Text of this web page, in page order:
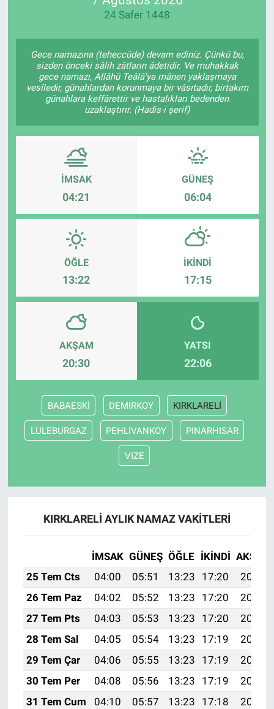
24 Safer 1448
Gece namazına (teheccüde) devam ediniz. Çünkü bu,
sizden önceki sâlih zâtların âdetidir. Ve muhakkak
gece namazı, Allâhü Teâlâ'ya mânen yaklaşmaya
vesîledir, günahlardan korunmaya bir vâsıtadır, birtakım
günahlara keffârettir ve hastalıkları bedenden
uzaklaştırır. (Hadis-i şerif)
İMSAK
04:21
GÜNEŞ
06:04
ÖĞLE
13:22
İKINDI
17:15
AKŞAM
20:30
YATSI
22:06
BABAESKİ DEMIRKOY KIRKLARELİ
LULEBURGAZ PEHLIVANKOY PINARHISAR
VIZE
KIRKLARELİ AYLIK NAMAZ VAKITLERI
İMSAK GÜNEŞ ÖĞLE İKINDI AKŞAM
25 Tem Cts
04:00 05:51 13:23 17:20
20:44
26 Tem Paz
04:02 05:52 13:23 17:20
20:43
27 Tem Pts
04:03 05:53 13:23 17:20
20:42
28 Tem Sal
04:05 05:54 13:23 17:19
20:41
29 Tem Çar
04:06 05:55 13:23 17:19
20:40
30 Tem Per
04:08 05:56 13:23 17:19
20:39
31 Tem Cum
04:10 05:57 13:23 17:18
20:38
Resmi İlanlar
Sağlık
Son Dakika
Uşak Haberleri